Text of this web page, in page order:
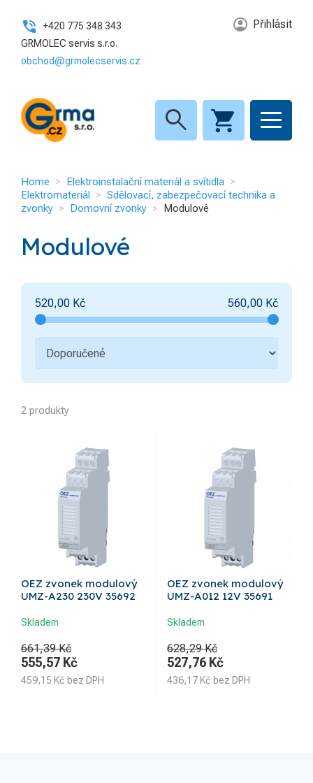
+420 775 348 343
GRMOLEC servis s.r.o.
obchod@grmolecservis.cz
Přihlásit
search
Home
Elektroinstalační materiál a svítidla
Elektromateriál
Sdělovací, zabezpečovací technika a
zvonky
Domovní zvonky Modulové
Modulové
520,00 Kč 560,00 Kč
2 produkty
OEZ zvonek modulový
UMZ-A230 230V 35692
Skladem
661,39 Kč
555,57 Kč
459,15 Kč bez DPH
OEZ zvonek modulový
UMZ-A012 12V 35691
Skladem
628,29 Kč
527,76 Kč
436,17 Kč bez DPH